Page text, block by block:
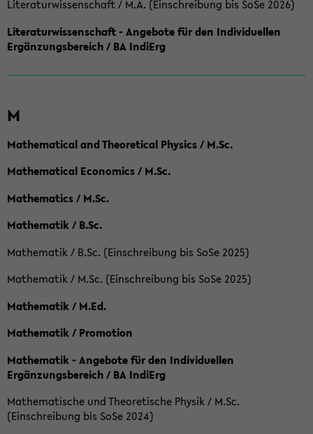
Literaturwissenschaft / M.A. (Einschreibung bis SoSe 2026)
Literaturwissenschaft - Angebote für den Individuellen
Ergänzungsbereich / BA IndiErg
M
Mathematical and Theoretical Physics / M.Sc.
Mathematical Economics / M.Sc.
Mathematics / M.Sc.
Mathematik / B.Sc.
Mathematik / B.Sc. (Einschreibung bis SoSe 2025)
Mathematik / M.Sc. (Einschreibung bis SoSe 2025)
Mathematik / M.Ed.
Mathematik / Promotion
Mathematik - Angebote für den Individuellen
Ergänzungsbereich / BA IndiErg
Mathematische und Theoretische Physik / M.Sc.
(Einschreibung bis SoSe 2024)